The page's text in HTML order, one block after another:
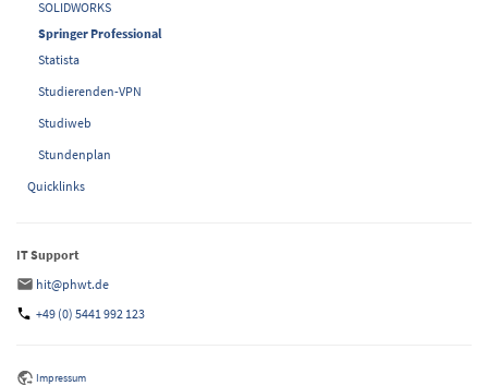
SOLIDWORKS
Springer Professional
Statista
Studierenden-VPN
Studiweb
Stundenplan
Quicklinks
IT Support
hit@phwt.de
+49 (0) 5441 992 123
Impressum